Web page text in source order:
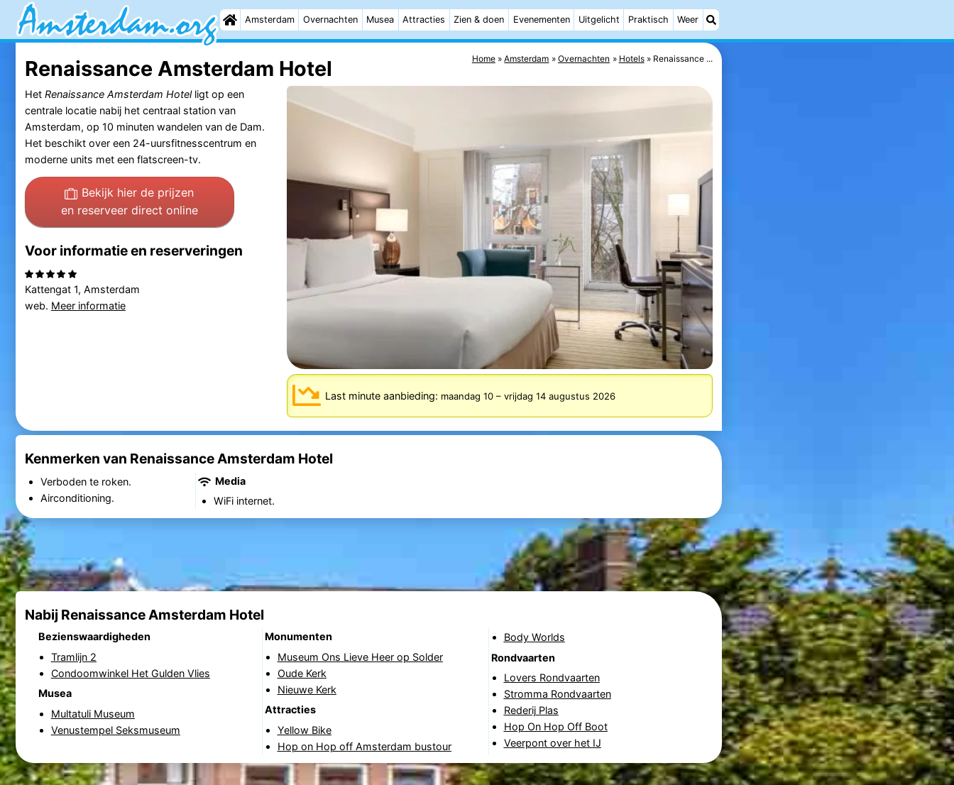
Amsterdam Overnachten Musea Attracties Zien & doen Evenementen Uitgelicht Praktisch Weer
Home Amsterdam Overnachten Hotels Renaissance ...
Renaissance Amsterdam Hotel
Last minute aanbieding: maandag 10– vrijdag 14 augustus 2026
Het Renaissance Amsterdam Hotelligt op een
centrale locatie nabij het centraal station van
Amsterdam, op 10 minuten wandelen van de Dam.
Het beschikt over een 24-uursfitnesscentrum en
moderne units met een flatscreen-tv.
Bekijk hier de prijzen
en reserveer direct online
Voor informatie en reserveringen
Kattengat 1, Amsterdam
web. Meer informatie
Kenmerken van Renaissance Amsterdam Hotel
Verboden te roken.
Airconditioning.
Media
WiFi internet.
Nabij Renaissance Amsterdam Hotel
Bezienswaardigheden
Tramlijn 2
Condoomwinkel Het Gulden Vlies
Musea
Multatuli Museum
Venustempel Seksmuseum
Monumenten
Museum Ons Lieve Heer op Solder
Oude Kerk
Nieuwe Kerk
Attracties
Yellow Bike
Hop on Hop off Amsterdam bustour
Body Worlds
Rondvaarten
Lovers Rondvaarten
Stromma Rondvaarten
Rederij Plas
Hop On Hop Off Boot
Veerpont over het IJ